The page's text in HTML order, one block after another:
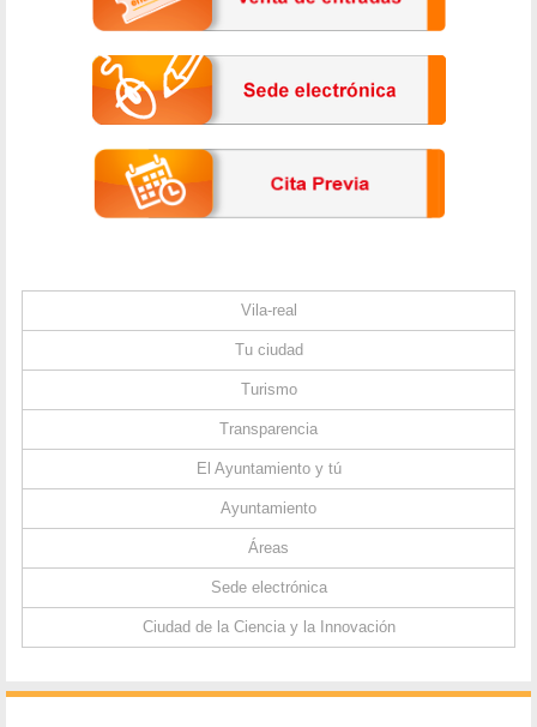
Vila-real
Tu ciudad
Turismo
Transparencia
El Ayuntamiento y tú
Ayuntamiento
Áreas
Sede electrónica
Ciudad de la Ciencia y la Innovación